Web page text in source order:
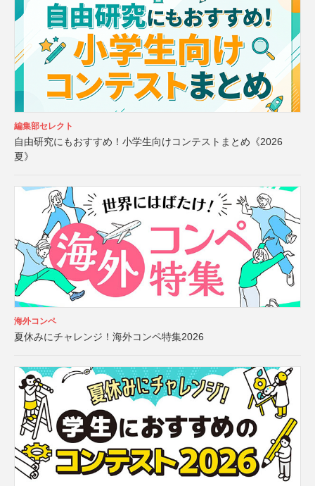
編集部セレクト
自由研究にもおすすめ！小学生向けコンテストまとめ《2026
夏》
海外コンペ
夏休みにチャレンジ！海外コンペ特集2026